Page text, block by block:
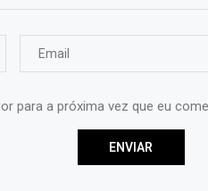
para a próxima vez que eu